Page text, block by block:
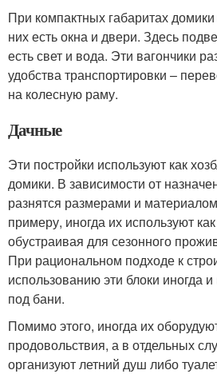
При компактных габаритах
них есть окна и двери. Здесь
есть свет и вода. Эти вагончики
удобства транспортировки –
на колесную раму.
Дачные
Эти постройки используют как
домики. В зависимости от
разнятся размерами и
примеру, иногда их используют
обустраивая для сезонного
При рациональном подходе к
использованию эти блоки иногда
под бани.
Помимо этого, иногда их
продовольствия, а в отдельных
организуют летний душ либо